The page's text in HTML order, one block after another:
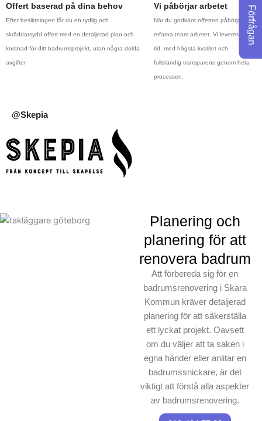
Förfrågan
Offert baserad på dina behov
Efter besiktningen får du en tydlig och
skräddarsydd offert med en detaljerad plan och
kostnad för ditt badrumsprojekt, utan några dolda
avgifter
Vi påbörjar arbetet
När du godkänt offerten påbörjar vårt
erfarna team arbetet. Vi levererar i
tid, med högsta kvalitet och
fullständig transparens genom hela
processen.
@Skepia
Planering och
planering för att
renovera badrum
Att förbereda sig för en
badrumsrenovering i Skara
Kommun kräver detaljerad
planering för att säkerställa
ett lyckat projekt. Oavsett
om du väljer att ta saken i
egna händer eller anlitar en
badrumssnickare, är det
viktigt att förstå alla aspekter
av badrumsrenovering.
Första steget när du ska